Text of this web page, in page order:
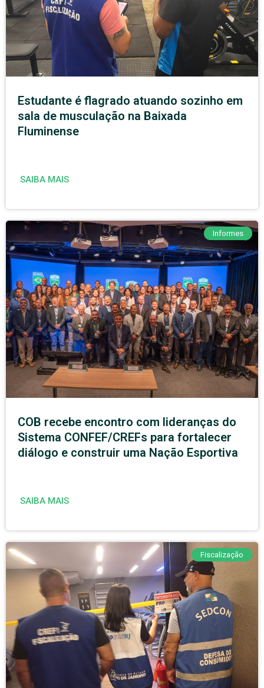
Estudante é flagrado atuando sozinho em
sala de musculação na Baixada
Fluminense
SAIBA MAIS
Informes
COB recebe encontro com lideranças do
Sistema CONFEF/CREFs para fortalecer
diálogo e construir uma Nação Esportiva
SAIBA MAIS
Fiscalização